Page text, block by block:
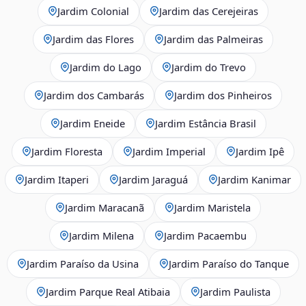
Jardim Colonial Jardim das Cerejeiras
Jardim das Flores Jardim das Palmeiras
Jardim do Lago Jardim do Trevo
Jardim dos Cambarás Jardim dos Pinheiros
Jardim Eneide Jardim Estância Brasil
Jardim Floresta Jardim Imperial Jardim Ipê
Jardim Itaperi Jardim Jaraguá Jardim Kanimar
Jardim Maracanã Jardim Maristela
Jardim Milena Jardim Pacaembu
Jardim Paraíso da Usina Jardim Paraíso do Tanque
Jardim Parque Real Atibaia Jardim Paulista